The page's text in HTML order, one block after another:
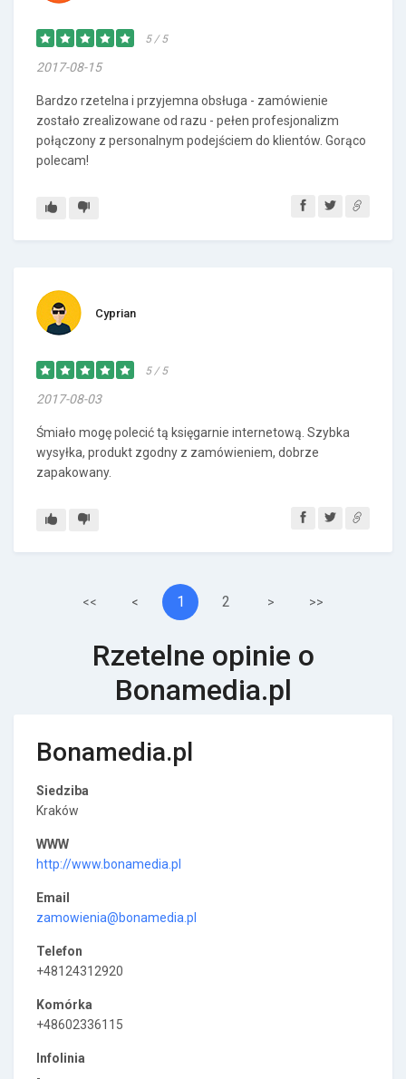
5 / 5
2017-08-15
Bardzo rzetelna i przyjemna obsługa - zamówienie
zostało zrealizowane od razu - pełen profesjonalizm
połączony z personalnym podejściem do klientów. Gorąco
polecam!
Cyprian
5 / 5
2017-08-03
Śmiało mogę polecić tą księgarnie internetową. Szybka
wysyłka, produkt zgodny z zamówieniem, dobrze
zapakowany.
<< < 1 2 > >>
Rzetelne opinie o
Bonamedia.pl
Bonamedia.pl
Siedziba
Kraków
WWW
http://www.bonamedia.pl
Email
zamowienia@bonamedia.pl
Telefon
+48124312920
Komórka
+48602336115
Infolinia